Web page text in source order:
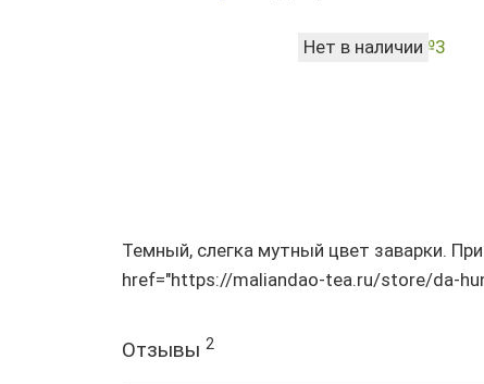
Нет в наличии
Темный, слегка мутный цвет заварки.
href="https://maliandao-tea.ru/store/da-
Отзывы 2